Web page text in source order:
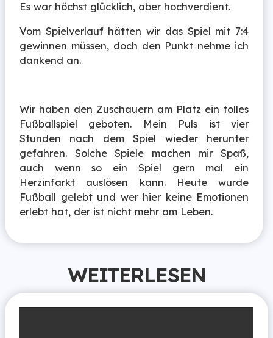
Es war höchst glücklich, aber hochverdient.
Vom Spielverlauf hätten wir das Spiel mit 7:4
gewinnen müssen, doch den Punkt nehme ich
dankend an.
Wir haben den Zuschauern am Platz ein tolles
Fußballspiel geboten. Mein Puls ist vier
Stunden nach dem Spiel wieder herunter
gefahren. Solche Spiele machen mir Spaß,
auch wenn so ein Spiel gern mal ein
Herzinfarkt auslösen kann. Heute wurde
Fußball gelebt und wer hier keine Emotionen
erlebt hat, der ist nicht mehr am Leben.
WEITERLESEN